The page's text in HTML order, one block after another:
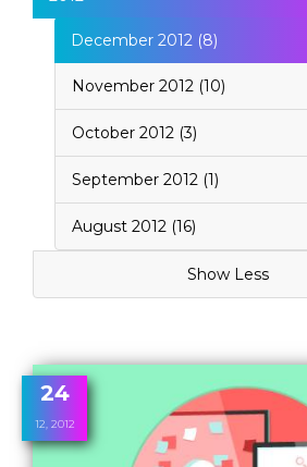
December 2012 (8)
November 2012 (10)
October 2012 (3)
September 2012 (1)
August 2012 (16)
Show Less
24
12, 2012